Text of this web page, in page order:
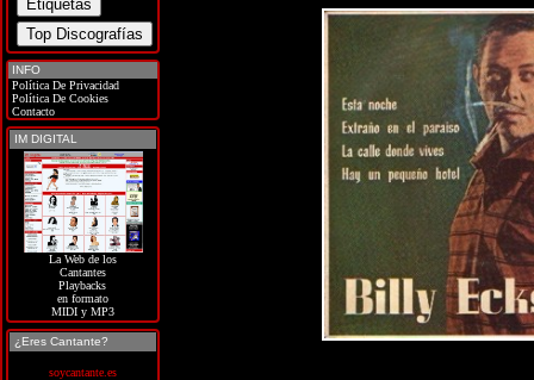
INFO
Política De Privacidad
Política De Cookies
Contacto
IM DIGITAL
La Web de los
Cantantes
Playbacks
en formato
MIDI y MP3
¿Eres Cantante?
soycantante.es